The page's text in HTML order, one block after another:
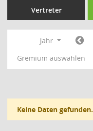
Vertreter
Jahr
Gremium auswählen
Keine Daten gefunden.